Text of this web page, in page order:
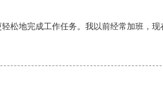
松地完成工作任务。我以前经常加班，